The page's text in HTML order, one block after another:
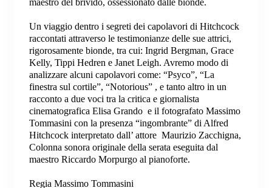
Un viaggio dentro i segreti dei capolavori di Hitchcock
raccontati attraverso le testimonianze delle sue attrici,
rigorosamente bionde, tra cui: Ingrid Bergman, Grace
Kelly, Tippi Hedren e Janet Leigh. Avremo modo di
analizzare alcuni capolavori come: “Psyco”, “La
finestra sul cortile”, “Notorious” , e tanto altro in un
racconto a due voci tra la critica e giornalista
cinematografica Elisa Grando e il fotografato Massimo
Tommasini con la presenza “ingombrante” di Alfred
Hitchcock interpretato dall’ attore Maurizio Zacchigna,
Colonna sonora originale della serata eseguita dal
maestro Riccardo Morpurgo al pianoforte.
Regia Massimo Tommasini